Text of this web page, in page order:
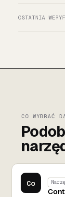
OSTATNIA
CO WYBRAĆ
Co